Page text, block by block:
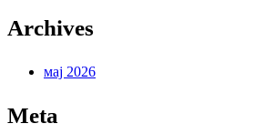
Archives
мај 2026
Meta